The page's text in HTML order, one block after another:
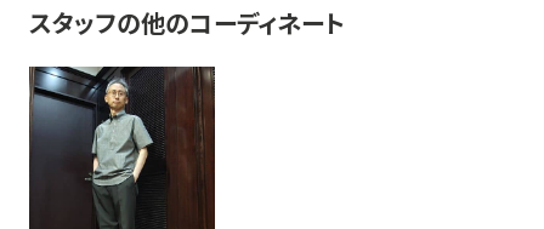
スタッフの他のコーディネート